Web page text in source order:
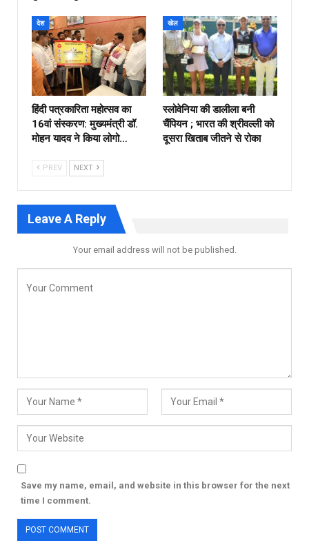
देश
हिंदी पत्रकारिता महोत्सव का
16वां संस्करण: मुख्यमंत्री डॉ.
मोहन यादव ने किया लोगो…
खेल
स्लोवेनिया की डालीला बनी
चैंपियन ; भारत की श्रीवल्ली को
दूसरा खिताब जीतने से रोका
PREV NEXT
Leave A Reply
Your email address will not be published.
Save my name, email, and website in this browser for the next
time I comment.